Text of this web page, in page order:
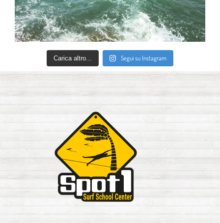
Carica altro... Segui su Instagram